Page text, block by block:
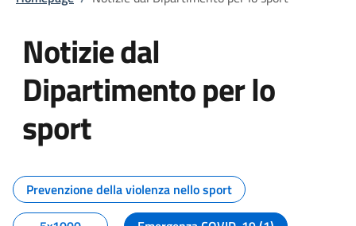
Notizie dal
Dipartimento per lo
sport
Tutti i contenuti della pagina
Prevenzione della violenza nello sport